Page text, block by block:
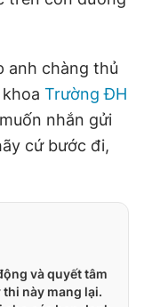
anh chàng thủ
Trường ĐH
nhắn gửi
cứ bước đi,
và quyết tâm
này mang lại.